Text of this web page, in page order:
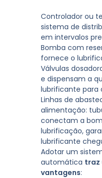
Controlador ou
sistema de
em intervalos
Bomba com
fornece o
Válvulas
e dispensam a
lubrificante para
Linhas de
alimentação:
conectam a
lubrificação,
lubrificante
Adotar um
automática traz
vantagens: